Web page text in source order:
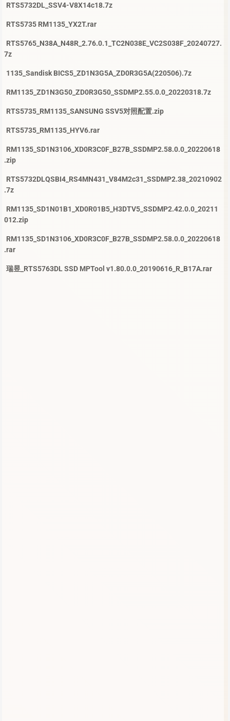
RTS5732DL_SSV4-V8X14c18.7z
RTS5735 RM1135_YX2T.rar
RTS5765_N38A_N48R_2.76.0.1_TC2N038E_VC2S038F_20240727.
7z
1135_Sandisk BICS5_ZD1N3G5A_ZD0R3G5A(220506).7z
RM1135_ZD1N3G50_ZD0R3G50_SSDMP2.55.0.0_20220318.7z
RTS5735_RM1135_SANSUNG SSV5对照配置.zip
RTS5735_RM1135_HYV6.rar
RM1135_SD1N3106_XD0R3C0F_B27B_SSDMP2.58.0.0_20220618
.zip
RTS5732DLQSBI4_RS4MN431_V84M2c31_SSDMP2.38_20210902
.7z
RM1135_SD1N01B1_XD0R01B5_H3DTV5_SSDMP2.42.0.0_20211
012.zip
RM1135_SD1N3106_XD0R3C0F_B27B_SSDMP2.58.0.0_20220618
.rar
瑞昱_RTS5763DL SSD MPTool v1.80.0.0_20190616_R_B17A.rar